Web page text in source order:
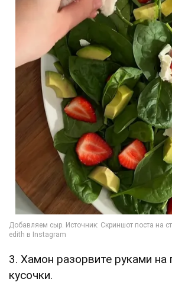
3. Хамон разорвите руками
кусочки.